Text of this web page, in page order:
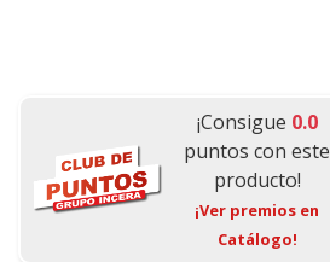
¡Consigue 0.0
puntos con este
producto!
¡Ver premios en
Catálogo!